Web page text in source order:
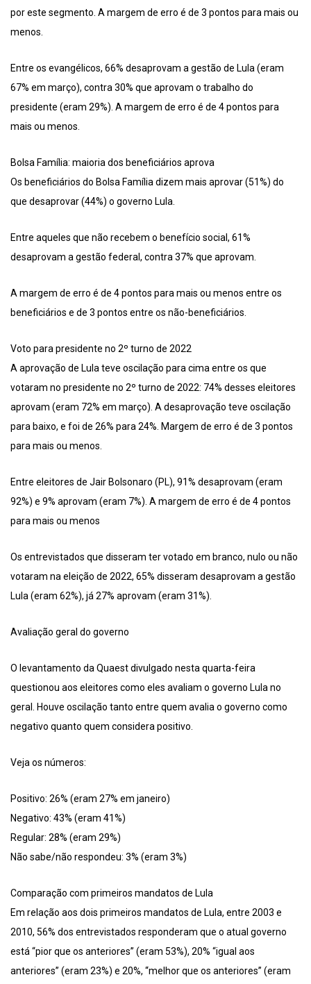
por este segmento. A margem de erro é de 3 pontos para mais ou
menos.
Entre os evangélicos, 66% desaprovam a gestão de Lula (eram
67% em março), contra 30% que aprovam o trabalho do
presidente (eram 29%). A margem de erro é de 4 pontos para
mais ou menos.
Bolsa Família: maioria dos beneficiários aprova
Os beneficiários do Bolsa Família dizem mais aprovar (51%) do
que desaprovar (44%) o governo Lula.
Entre aqueles que não recebem o benefício social, 61%
desaprovam a gestão federal, contra 37% que aprovam.
A margem de erro é de 4 pontos para mais ou menos entre os
beneficiários e de 3 pontos entre os não-beneficiários.
Voto para presidente no 2º turno de 2022
A aprovação de Lula teve oscilação para cima entre os que
votaram no presidente no 2º turno de 2022: 74% desses eleitores
aprovam (eram 72% em março). A desaprovação teve oscilação
para baixo, e foi de 26% para 24%. Margem de erro é de 3 pontos
para mais ou menos.
Entre eleitores de Jair Bolsonaro (PL), 91% desaprovam (eram
92%) e 9% aprovam (eram 7%). A margem de erro é de 4 pontos
para mais ou menos
Os entrevistados que disseram ter votado em branco, nulo ou não
votaram na eleição de 2022, 65% disseram desaprovam a gestão
Lula (eram 62%), já 27% aprovam (eram 31%).
Avaliação geral do governo
O levantamento da Quaest divulgado nesta quarta-feira
questionou aos eleitores como eles avaliam o governo Lula no
geral. Houve oscilação tanto entre quem avalia o governo como
negativo quanto quem considera positivo.
Veja os números:
Positivo: 26% (eram 27% em janeiro)
Negativo: 43% (eram 41%)
Regular: 28% (eram 29%)
Não sabe/não respondeu: 3% (eram 3%)
Comparação com primeiros mandatos de Lula
Em relação aos dois primeiros mandatos de Lula, entre 2003 e
2010, 56% dos entrevistados responderam que o atual governo
está “pior que os anteriores” (eram 53%), 20% “igual aos
anteriores” (eram 23%) e 20%, “melhor que os anteriores” (eram